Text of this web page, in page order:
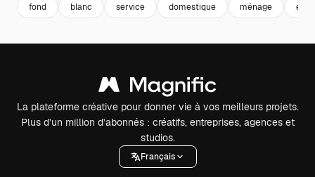
fond blanc service domestique ménage
La plateforme créative pour donner vie à vos meilleurs projets.
Plus d’un million d’abonnés : créatifs, entreprises, agences et
studios.
Français